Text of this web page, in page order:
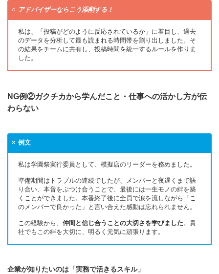
アドバイザーならこう添削する！
私は、「投稿がどのように反応されているか」に着目し、過去
のデータを分析して最も読まれる時間帯を割り出しました。そ
の結果をチームに共有し、投稿時間を統一するルールを作りま
した。
NG例②ガクチカから学んだこと・仕事への活かし方が伝
わらない
例文
私は学園祭実行委員として、模擬店のリーダーを務めました。
準備期間はトラブルの連続でしたが、メンバーと夜遅くまで語
り合い、本音をぶつけ合うことで、最後には一生モノの絆を築
くことができました。本番終了後に全員で涙を流しながら「こ
のメンバーで良かった」と言い合えた感動は忘れられません。
この経験から、 仲間と信じ合うことの大切さを学びました。貴
社でもこの絆を大切に、明るく元気に頑張ります。
企業が知りたいのは「実務で活きるスキル」